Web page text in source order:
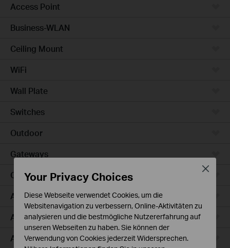
Access Point
Business-WLAN
Ceiling Mount
WiFi
Wall Plate
Switches
Outdoor
Gateways
Campus
Access Max
Aggregation
Access Plus
Your Privacy Choices
Diese Webseite verwendet Cookies, um die
Websitenavigation zu verbessern, Online-Aktivitäten zu
analysieren und die bestmögliche Nutzererfahrung auf
unseren Webseiten zu haben. Sie können der
Verwendung von Cookies jederzeit Widersprechen.
Close